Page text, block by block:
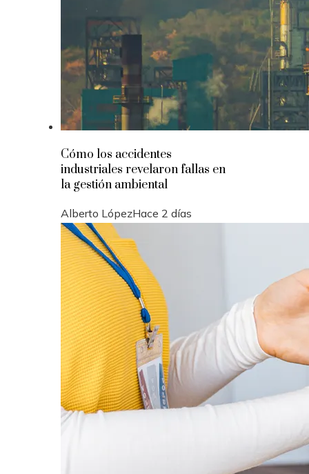
Cómo los accidentes
industriales revelaron fallas en
la gestión ambiental
Alberto LópezHace 2 días